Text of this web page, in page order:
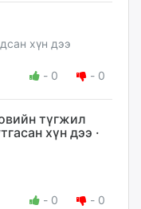
хүн дээ
- 0 - 0
түгжил
нутаг усны нэрийг баастай хутгасан хүн дээ ·
- 0 - 0